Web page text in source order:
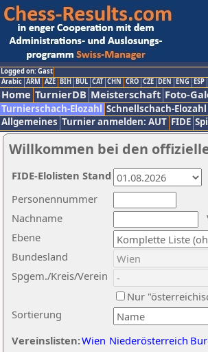
Logged on: Gast
Arabic ARM AZE BIH BUL CAT CHN CRO CZE DEN ENG ESP
Home TurnierDB Meisterschaft Foto-
Turnierschach-Elozahl Schnellschach-Elozahl
Allgemeines Turnier anmelden: AUT FIDE
Willkommen bei den
Nachname
Ebene
Sortierung
Personennummer
Bundesland
Spgem./Kreis/Verein
Nur
Vereinslisten:Wien Niederösterreich
FIDE-Elolisten Stand